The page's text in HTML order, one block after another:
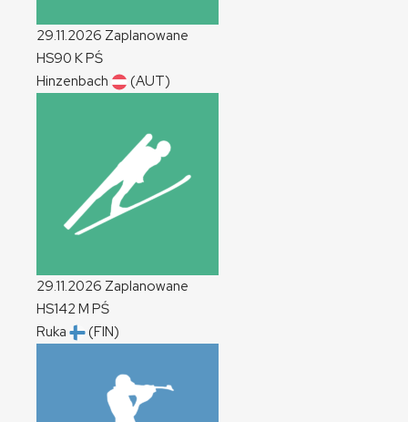
29.11.2026 Zaplanowane
HS90 KPŚ
Hinzenbach
(AUT)
29.11.2026 Zaplanowane
HS142M PŚ
Ruka
(FIN)